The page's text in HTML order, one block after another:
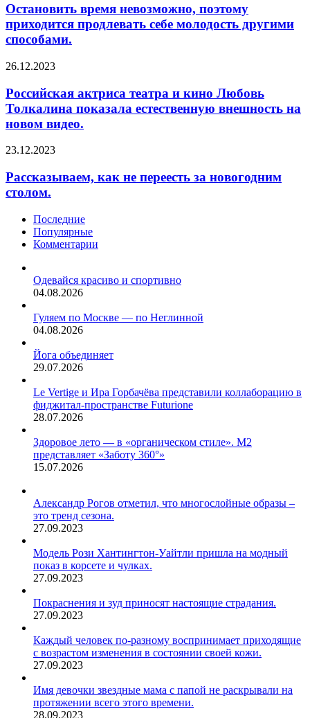
невозможно,
приходится
продлевать
молодость
способами.
Остановить время невозможно, поэтому
приходится продлевать себе молодость другими
способами.
Российская
театра
и
кино
Любовь
показала
внешность
на
видео.
26.12.2023
Российская актриса театра и кино Любовь
Толкалина показала естественную внешность на
новом видео.
Рассказываем,
не
переесть
за
столом.
23.12.2023
Рассказываем, как не переесть за новогодним
столом.
Последние
Популярные
Комментарии
Одевайся красиво и спортивно
04.08.2026
Гуляем по Москве — по Неглинной
04.08.2026
Йога объединяет
29.07.2026
Le Vertige и Ира Горбачёва представили коллаборацию в
фиджитал-пространстве Futurione
28.07.2026
Здоровое лето — в «органическом стиле». М2
представляет «Заботу 360°»
15.07.2026
Александр Рогов отметил, что многослойные образы –
это тренд сезона.
27.09.2023
Модель Рози Хантингтон-Уайтли пришла на модный
показ в корсете и чулках.
27.09.2023
Покраснения и зуд приносят настоящие страдания.
27.09.2023
Каждый человек по-разному воспринимает приходящие
с возрастом изменения в состоянии своей кожи.
27.09.2023
Имя девочки звездные мама с папой не раскрывали на
протяжении всего этого времени.
28.09.2023